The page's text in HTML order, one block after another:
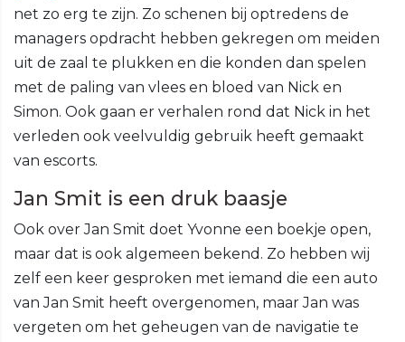
net zo erg te zijn. Zo schenen bij optredens de
managers opdracht hebben gekregen om meiden
uit de zaal te plukken en die konden dan spelen
met de paling van vlees en bloed van Nick en
Simon. Ook gaan er verhalen rond dat Nick in het
verleden ook veelvuldig gebruik heeft gemaakt
van escorts.
Jan Smit is een druk baasje
Ook over Jan Smit doet Yvonne een boekje open,
maar dat is ook algemeen bekend. Zo hebben wij
zelf een keer gesproken met iemand die een auto
van Jan Smit heeft overgenomen, maar Jan was
vergeten om het geheugen van de navigatie te